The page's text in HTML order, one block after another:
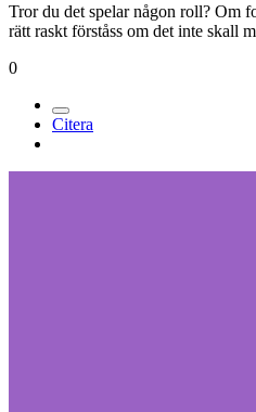
Tror du det spelar någon roll? Om
rätt raskt förståss om det inte skall
0
Citera